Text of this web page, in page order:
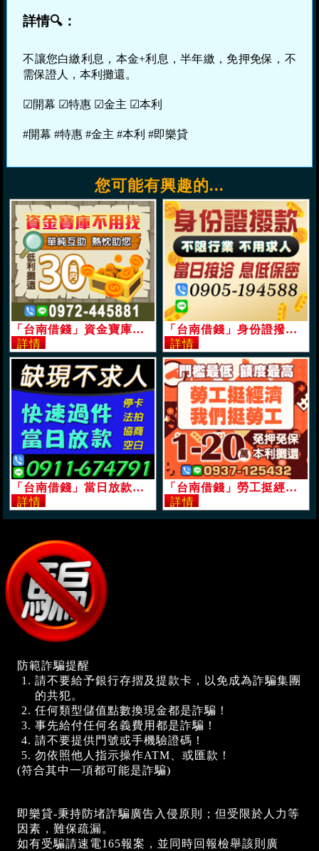
詳情🔍：
不讓您白繳利息，本金+利息，半年繳，免押免保，不
需保證人，本利攤還。
☑開幕 ☑特惠 ☑金主 ☑本利
#開幕 #特惠 #金主 #本利 #即樂貸
您可能有興趣的...
「台南借錢」資金寶庫不用找，單純互助，熱忱助您，低利攤還，30萬內「即樂貸」 「台南借錢」身份證撥款，不限行業不用求人，當日接洽低息保密「即樂貸」
「台南借錢」當日放款，缺現金不需求人，快速過件，停卡法拍協商小白「即樂貸」 「台南借錢」勞工挺經濟，我們挺勞工，1-20萬，門檻最低額度最高免押免保本利攤還「即樂貸」
防範詐騙提醒
請不要給予銀行存摺及提款卡，以免成為詐騙集團
的共犯。
任何類型儲值點數換現金都是詐騙！
事先給付任何名義費用都是詐騙！
請不要提供門號或手機驗證碼！
勿依照他人指示操作ATM、或匯款！
(符合其中一項都可能是詐騙)
即樂貸-秉持防堵詐騙廣告入侵原則；但受限於人力等
因素，難保疏漏。
如有受騙請速電165報案，並同時回報檢舉該則廣